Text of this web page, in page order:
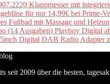
Klappmesser mit
für nur 14,99€ bei Prime-
Fußbad mit Massage und
(14 Ausgaben) Playboy Digital
Digital DAB Radio Adapter
seit 2009 über die besten,